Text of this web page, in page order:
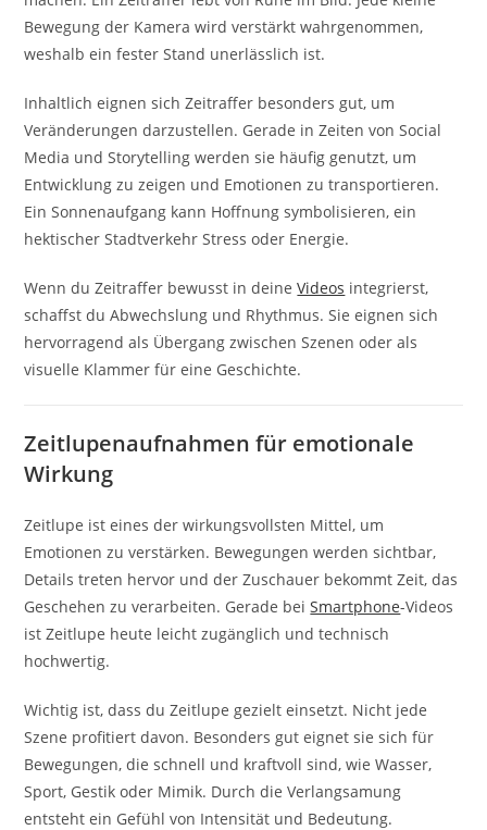
Bewegung der Kamera wird verstärkt wahrgenommen,
weshalb ein fester Stand unerlässlich ist.
Inhaltlich eignen sich Zeitraffer besonders gut, um
Veränderungen darzustellen. Gerade in Zeiten von Social
Media und Storytelling werden sie häufig genutzt, um
Entwicklung zu zeigen und Emotionen zu transportieren.
Ein Sonnenaufgang kann Hoffnung symbolisieren, ein
hektischer Stadtverkehr Stress oder Energie.
Wenn du Zeitraffer bewusst in deineVideos integrierst,
schaffst du Abwechslung und Rhythmus. Sie eignen sich
hervorragend als Übergang zwischen Szenen oder als
visuelle Klammer für eine Geschichte.
Zeitlupenaufnahmen für emotionale
Wirkung
Zeitlupe ist eines der wirkungsvollsten Mittel, um
Emotionen zu verstärken. Bewegungen werden sichtbar,
Details treten hervor und der Zuschauer bekommt Zeit, das
Geschehen zu verarbeiten. Gerade beiSmartphone-Videos
ist Zeitlupe heute leicht zugänglich und technisch
hochwertig.
Wichtig ist, dass du Zeitlupe gezielt einsetzt. Nicht jede
Szene profitiert davon. Besonders gut eignet sie sich für
Bewegungen, die schnell und kraftvoll sind, wie Wasser,
Sport, Gestik oder Mimik. Durch die Verlangsamung
entsteht ein Gefühl von Intensität und Bedeutung.